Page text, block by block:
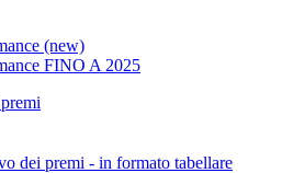
(new)
FINO A 2025
dei premi - in formato tabellare